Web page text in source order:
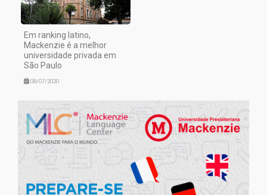
Em ranking latino,
Mackenzie é a melhor
universidade privada em
São Paulo
08/07/2020